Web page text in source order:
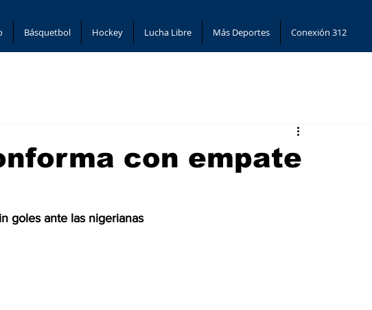
Básquetbol Hockey Lucha Libre Más Deportes Conexión 312
con empate
goles ante las nigerianas